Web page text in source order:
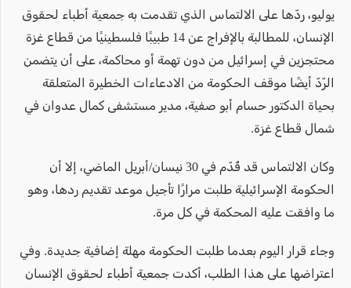
يوليو، ردّها على الالتماس الذي تقدمت به جمعية أطباء لحقوق
الإنسان، للمطالبة بالإفراج عن 14 طبيبًا فلسطينيًا من قطاع غزة
محتجزين في إسرائيل من دون تهمة أو محاكمة، على أن يتضمن
الرّدّ أيضًا موقف الحكومة من الادعاءات الخطيرة المتعلقة
بحياة الدكتور حسام أبو صفية، مدير مستشفى كمال عدوان في
شمال قطاع غزة.
وكان الالتماس قد قُدّم في 30 نيسان/أبريل الماضي، إلا أن
الحكومة الإسرائيلية طلبت مرارًا تأجيل موعد تقديم ردها، وهو
ما وافقت عليه المحكمة في كل مرة.
وجاء قرار اليوم بعدما طلبت الحكومة مهلة إضافية جديدة. وفي
اعتراضها على هذا الطلب، أكدت جمعية أطباء لحقوق الإنسان